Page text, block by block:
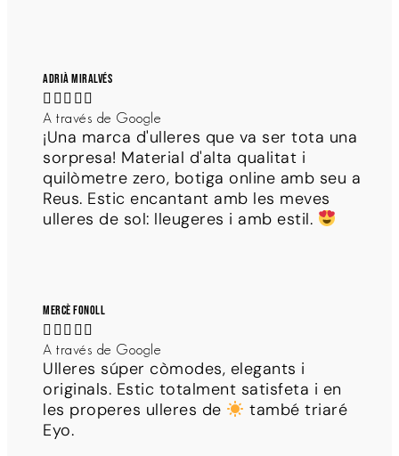
Adrià Miralvés
    
A través de Google
¡Una marca d'ulleres que va ser tota una
sorpresa! Material d'alta qualitat i
quilòmetre zero, botiga online amb seu a
Reus. Estic encantant amb les meves
ulleres de sol: lleugeres i amb estil.
Mercè Fonoll
    
A través de Google
Ulleres súper còmodes, elegants i
originals. Estic totalment satisfeta i en
les properes ulleres de
també triaré
Eyo.